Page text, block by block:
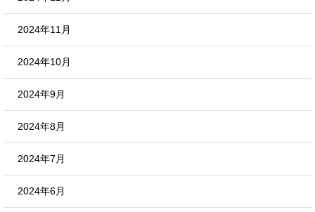
2024年11月
2024年10月
2024年9月
2024年8月
2024年7月
2024年6月